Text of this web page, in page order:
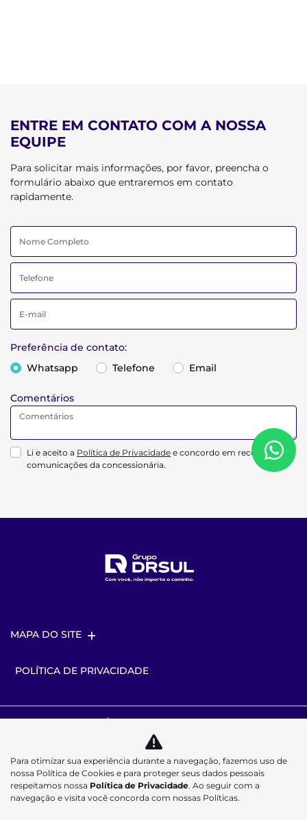
ENTRE EM CONTATO COM A NOSSA
EQUIPE
Para solicitar mais informações, por favor, preencha o
formulário abaixo que entraremos em contato
rapidamente.
Preferência de contato:
Whatsapp
Telefone Email
Comentários
Li e aceito a Política de Privacidade e concordo em receber
comunicações da concessionária.
MAPA DO SITE
POLÍTICA DE PRIVACIDADE
Desacelere. Seu bem maior é a vida.
Desenvolvido pela DEALERSPACE ® Direitos Reservados.
Para otimizar sua experiência durante a navegação, fazemos uso de
nossa Política de Cookies e para proteger seus dados pessoais
respeitamos nossa Política de Privacidade. Ao seguir com a
navegação e visita você concorda com nossas Políticas.